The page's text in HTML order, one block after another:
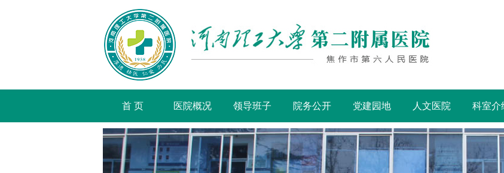
首 页 医院概况 领导班子 院务公开 党建园地 人文医院 科室介